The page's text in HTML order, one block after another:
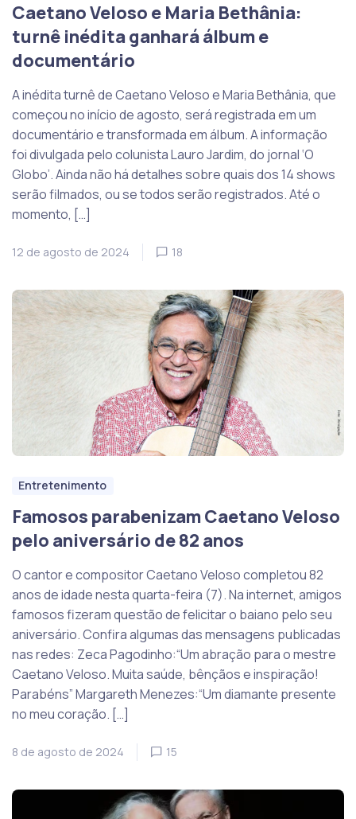
Caetano Veloso e Maria Bethânia:
turnê inédita ganhará álbum e
documentário
A inédita turnê de Caetano Veloso e Maria Bethânia, que
começou no início de agosto, será registrada em um
documentário e transformada em álbum. A informação
foi divulgada pelo colunista Lauro Jardim, do jornal ‘O
Globo’. Ainda não há detalhes sobre quais dos 14 shows
serão filmados, ou se todos serão registrados. Até o
momento, […]
12 de agosto de 2024 18
Entretenimento
Famosos parabenizam Caetano Veloso
pelo aniversário de 82 anos
O cantor e compositor Caetano Veloso completou 82
anos de idade nesta quarta-feira (7). Na internet, amigos
famosos fizeram questão de felicitar o baiano pelo seu
aniversário. Confira algumas das mensagens publicadas
nas redes: Zeca Pagodinho:“Um abração para o mestre
Caetano Veloso. Muita saúde, bênçãos e inspiração!
Parabéns” Margareth Menezes:“Um diamante presente
no meu coração. […]
8 de agosto de 2024 15